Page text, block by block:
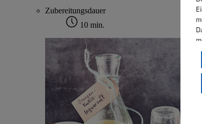
Zubereitungsdauer
10 min.